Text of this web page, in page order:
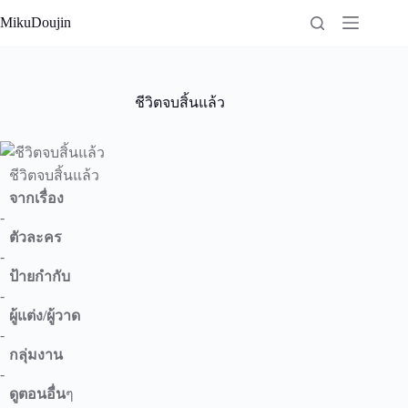
to
MikuDoujin
ชีวิตจบสิ้นแล้ว
ชีวิตจบสิ้นแล้ว
จากเรื่อง
-
ตัวละคร
-
ป้ายกำกับ
-
ผู้แต่ง/ผู้วาด
-
กลุ่มงาน
-
ดูตอนอื่นๆ